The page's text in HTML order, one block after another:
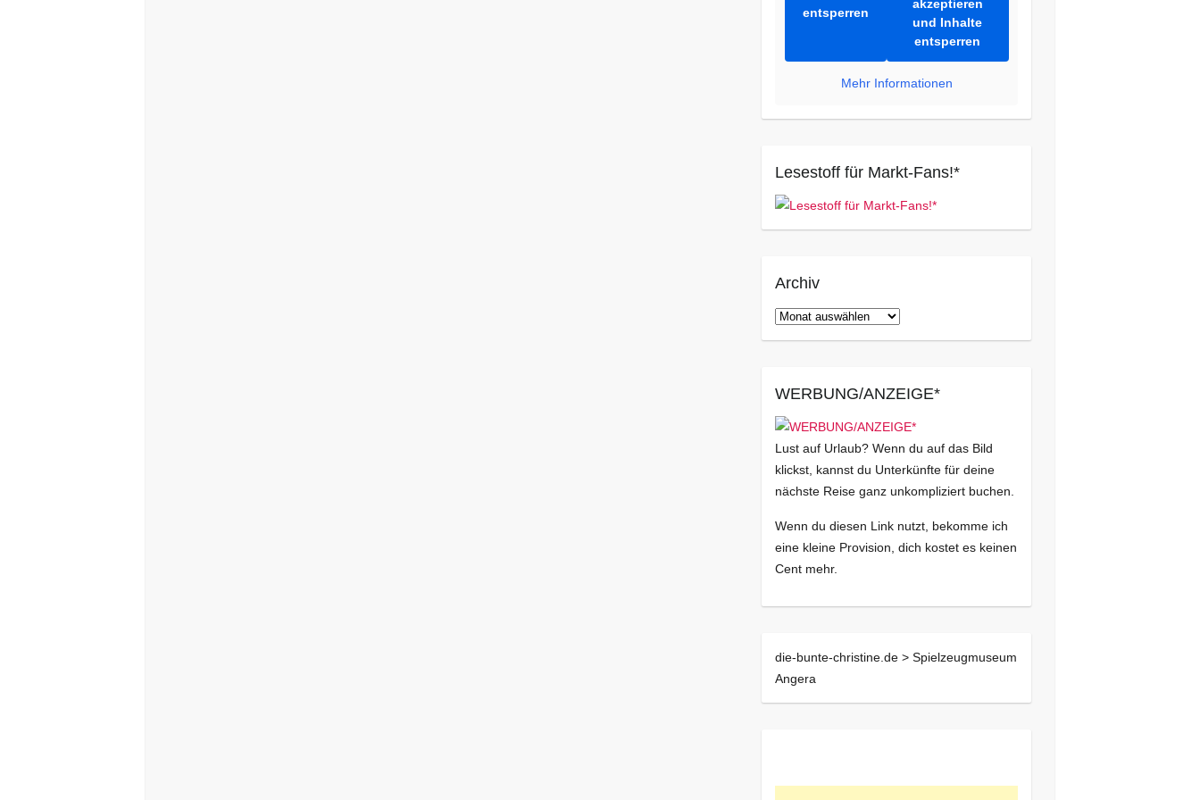
entsperren
akzeptieren
und Inhalte
entsperren
Mehr Informationen
Lesestoff für Markt-Fans!*
Archiv
Archiv
WERBUNG/ANZEIGE*
Lust auf Urlaub? Wenn du auf das Bild
klickst, kannst du Unterkünfte für deine
nächste Reise ganz unkompliziert buchen.
Wenn du diesen Link nutzt, bekomme ich
eine kleine Provision, dich kostet es keinen
Cent mehr.
die-bunte-christine.de > Spielzeugmuseum
Angera